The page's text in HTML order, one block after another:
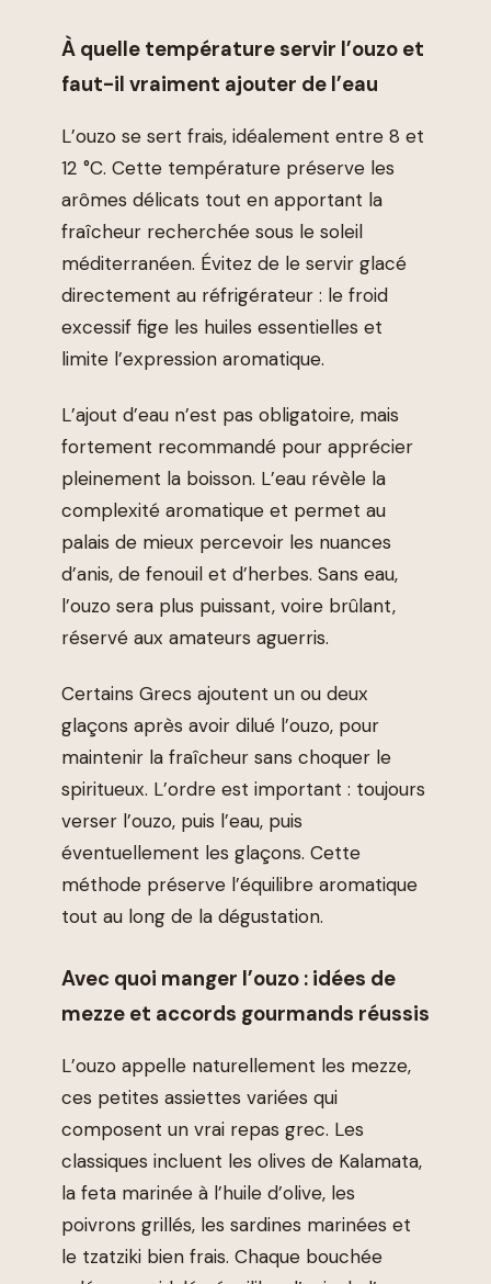
À quelle température servir l’ouzo et
faut-il vraiment ajouter de l’eau
L’ouzo se sert frais, idéalement entre 8 et
12 °C. Cette température préserve les
arômes délicats tout en apportant la
fraîcheur recherchée sous le soleil
méditerranéen. Évitez de le servir glacé
directement au réfrigérateur : le froid
excessif fige les huiles essentielles et
limite l’expression aromatique.
L’ajout d’eau n’est pas obligatoire, mais
fortement recommandé pour apprécier
pleinement la boisson. L’eau révèle la
complexité aromatique et permet au
palais de mieux percevoir les nuances
d’anis, de fenouil et d’herbes. Sans eau,
l’ouzo sera plus puissant, voire brûlant,
réservé aux amateurs aguerris.
Certains Grecs ajoutent un ou deux
glaçons après avoir dilué l’ouzo, pour
maintenir la fraîcheur sans choquer le
spiritueux. L’ordre est important : toujours
verser l’ouzo, puis l’eau, puis
éventuellement les glaçons. Cette
méthode préserve l’équilibre aromatique
tout au long de la dégustation.
Avec quoi manger l’ouzo : idées de
mezze et accords gourmands réussis
L’ouzo appelle naturellement les mezze,
ces petites assiettes variées qui
composent un vrai repas grec. Les
classiques incluent les olives de Kalamata,
la feta marinée à l’huile d’olive, les
poivrons grillés, les sardines marinées et
le tzatziki bien frais. Chaque bouchée